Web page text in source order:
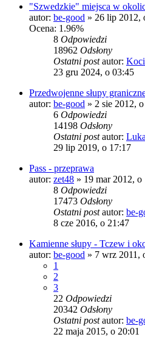
"Szwedzkie" miejsca w
autor: be-good » 26 lip 2012,
Ocena: 1.96%
8 Odpowiedzi
18962 Odsłony
Ostatni postautor:
23 gru 2024, o 03:45
Przedwojenne słupy
autor: be-good » 2 sie 2012,
6 Odpowiedzi
14198 Odsłony
Ostatni postautor:
29 lip 2019, o 17:17
Pass - przeprawa
autor: zet48 » 19 mar 2012, o
8 Odpowiedzi
17473 Odsłony
Ostatni postautor: be-
8 cze 2016, o 21:47
Kamienne słupy - Tczew i
autor: be-good » 7 wrz 2011,
1
2
3
22 Odpowiedzi
20342 Odsłony
Ostatni postautor: be-
22 maja 2015, o 20:01